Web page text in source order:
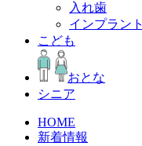
入れ歯
インプラント
こども
おとな
シニア
HOME
新着情報